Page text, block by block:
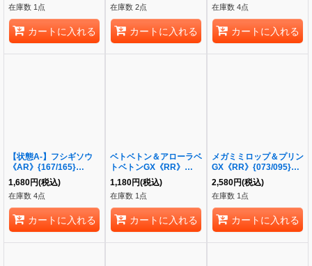
在庫数 1点
カートに入れる
在庫数 2点
カートに入れる
在庫数 4点
カートに入れる
【状態A-】フシギソウ
《AR》{167/165}
[SV2a]
1,680円(税込)
在庫数 4点
カートに入れる
ベトベトン＆アローラベ
トベトンGX《RR》
{029/095}[sm10]
1,180円(税込)
在庫数 1点
カートに入れる
メガミミロップ＆プリン
GX《RR》{073/095}
[sm12]
2,580円(税込)
在庫数 1点
カートに入れる